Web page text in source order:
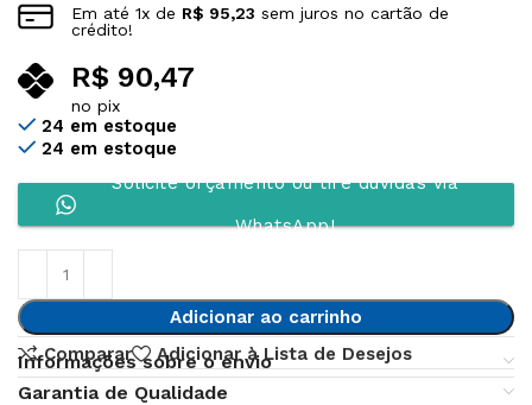
Em até1x de R$ 95,23 sem juros no cartão de
crédito!
R$ 90,47
no pix
24 em estoque
24 em estoque
Solicite orçamento ou tire dúvidas via
WhatsApp!
Adicionar ao carrinho
Comparar
Adicionar à Lista de Desejos
Informações sobre o envio
Garantia de Qualidade